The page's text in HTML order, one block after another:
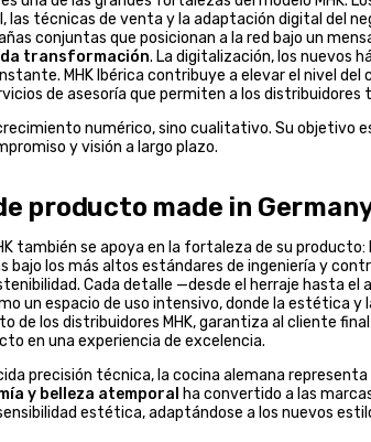
las técnicas de venta y la adaptación digital del
conjuntas que posicionan a la red bajo un
transformación. La digitalización, los nuevos
MHK Ibérica contribuye a elevar el nivel
de asesoría que permiten a los distribuidores
numérico, sino cualitativo. Su objetivo
y visión a largo plazo.
producto made in
también se apoya en la fortaleza de su producto:
bajo los más altos estándares de ingeniería y
Cada detalle —desde el herraje hasta el
un espacio de uso intensivo, donde la estética y
de los distribuidores MHK, garantiza al cliente
en una experiencia de excelencia.
precisión técnica, la cocina alemana
y belleza atemporal ha convertido a las
estética, adaptándose a los nuevos